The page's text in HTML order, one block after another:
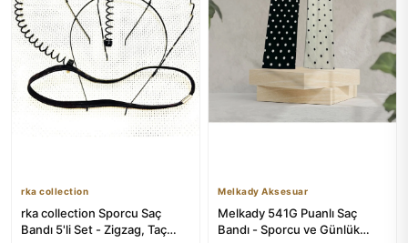
rka collection
rka collection Sporcu Saç
Bandı 5'li Set - Zigzag, Taç
Melkady Aksesuar
Melkady 541G Puanlı Saç
Bandı - Sporcu ve Günlük